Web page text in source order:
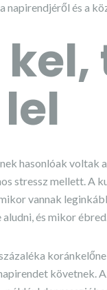
napirendjéről és a
hasonlóak voltak
stressz mellett. A
vannak
és mikor
követnek.